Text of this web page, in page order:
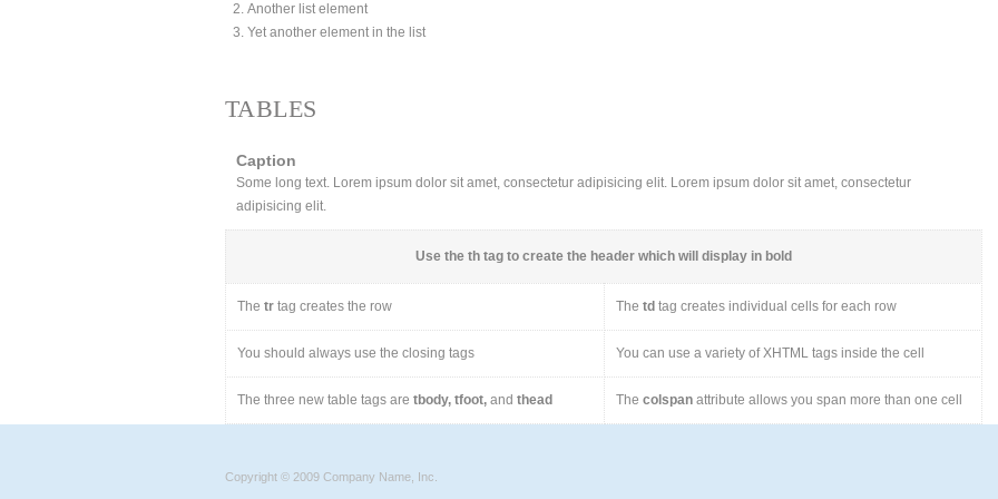
Another list element
Yet another element in the list
TABLES
Caption
Some long text. Lorem ipsum dolor sit amet, consectetur adipisicing elit. Lorem ipsum dolor sit amet, consectetur
adipisicing elit.
Use the th tag to create the header which will display in bold
The tr tag creates the row The td tag creates individual cells for each row
You should always use the closing tags You can use a variety of XHTML tags inside the cell
The three new table tags are tbody, tfoot, and thead The colspan attribute allows you span more than one cell
Copyright © 2009 Company Name, Inc.